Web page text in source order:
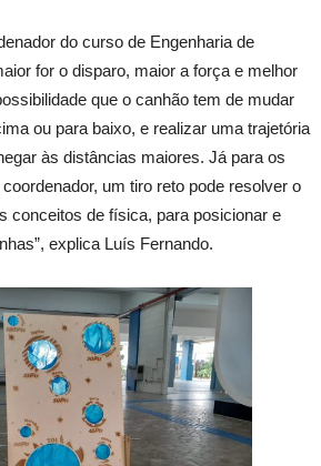
do curso de Engenharia de
for o disparo, maior a força e melhor
que o canhão tem de mudar
ou para baixo, e realizar uma trajetória
às distâncias maiores. Já para os
um tiro reto pode resolver o
conceitos de física, para posicionar e
explica Luís Fernando.